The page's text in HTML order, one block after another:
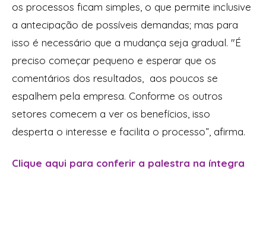
os processos ficam simples, o que permite inclusive
a antecipação de possíveis demandas; mas para
isso é necessário que a mudança seja gradual. "É
preciso começar pequeno e esperar que os
comentários dos resultados, aos poucos se
espalhem pela empresa. Conforme os outros
setores comecem a ver os benefícios, isso
desperta o interesse e facilita o processo”, afirma.
Clique aqui para conferir a palestra na íntegra